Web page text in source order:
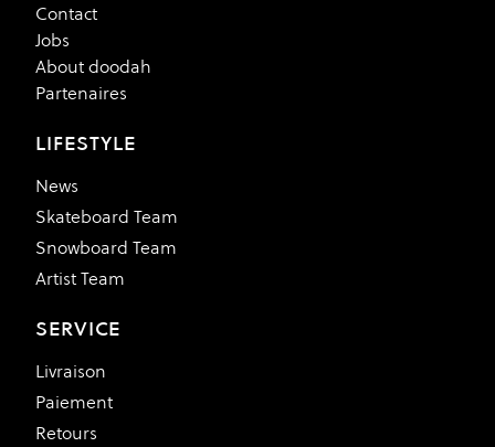
Contact
Jobs
About doodah
Partenaires
LIFESTYLE
News
Skateboard Team
Snowboard Team
Artist Team
SERVICE
Livraison
Paiement
Retours